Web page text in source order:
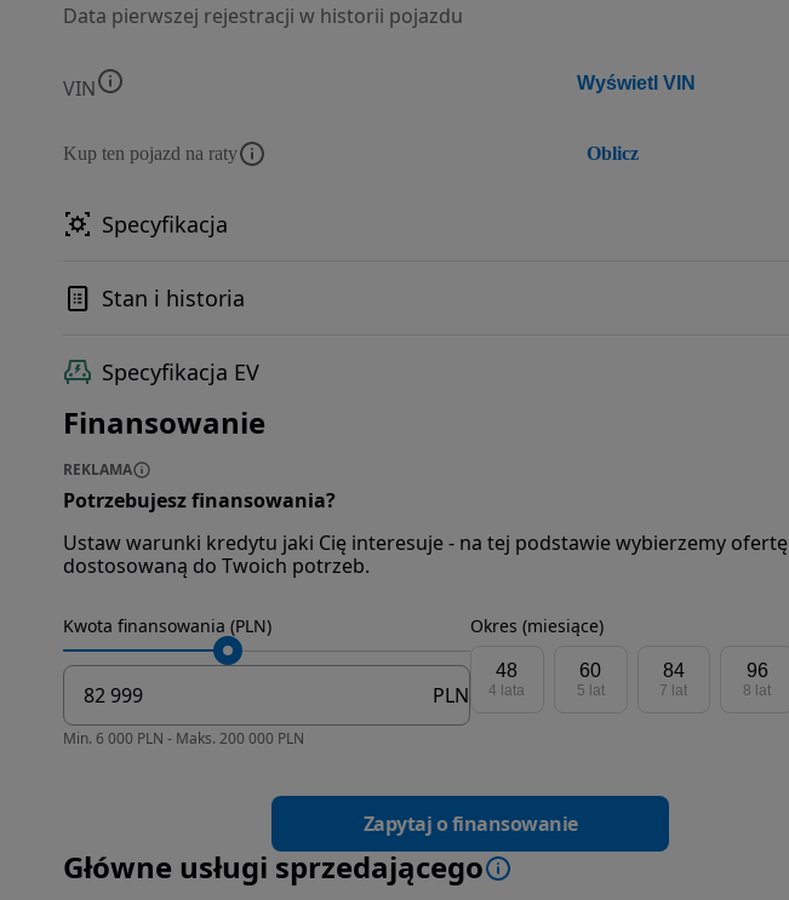
Data pierwszej rejestracji w historii pojazdu
VIN Wyświetl VIN
Kup ten pojazd na raty Oblicz
Specyfikacja
Stan i historia
Specyfikacja EV
Finansowanie
REKLAMA
Potrzebujesz finansowania?
Ustaw warunki kredytu jaki Cię interesuje - na tej podstawie wybierzemy ofertę
dostosowaną do Twoich potrzeb.
Kwota finansowania (PLN)
PLN
Min. 6 000 PLN - Maks. 200 000 PLN
Okres (miesiące)
48
4 lata
60
5 lat
84
7 lat
96
8 lat
Zapytaj o finansowanie
Główne usługi sprzedającego